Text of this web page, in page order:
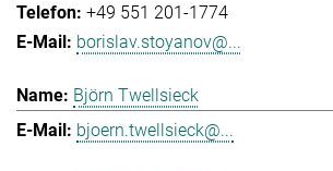
+49 551 201-1774
borislav.stoyanov@...
Björn Twellsieck
bjoern.twellsieck@...